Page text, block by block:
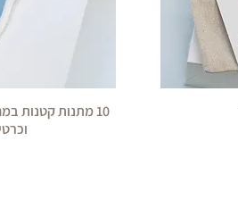
10 מתנות קטנות